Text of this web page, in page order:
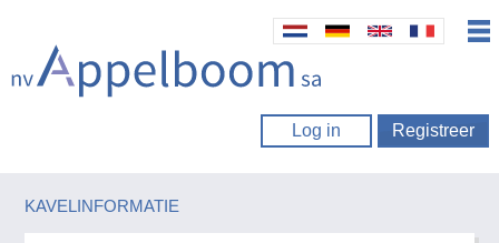
Log in Registreer
KAVELINFORMATIE